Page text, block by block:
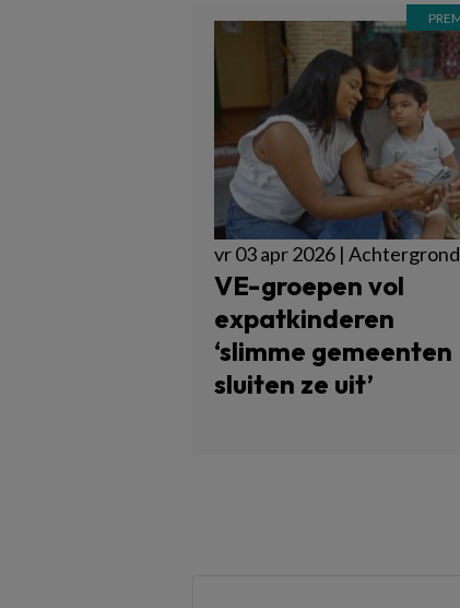
vr 03 apr 2026 | Achtergrond
VE-groepen vol
expatkinderen
‘slimme gemeenten
sluiten ze uit’